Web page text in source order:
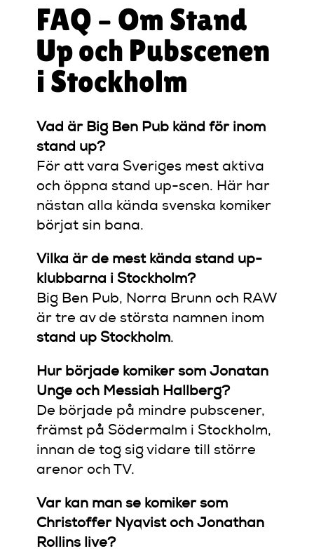
FAQ – Om Stand
Up och Pubscenen
i Stockholm
Vad är Big Ben Pub känd för inom
stand up?
För att vara Sveriges mest aktiva
och öppna stand up-scen. Här har
nästan alla kända svenska komiker
börjat sin bana.
Vilka är de mest kända stand up-
klubbarna i Stockholm?
Big Ben Pub, Norra Brunn och RAW
är tre av de största namnen inom
stand up Stockholm.
Hur började komiker som Jonatan
Unge och Messiah Hallberg?
De började på mindre pubscener,
främst på Södermalm i Stockholm,
innan de tog sig vidare till större
arenor och TV.
Var kan man se komiker som
Christoffer Nyqvist och Jonathan
Rollins live?